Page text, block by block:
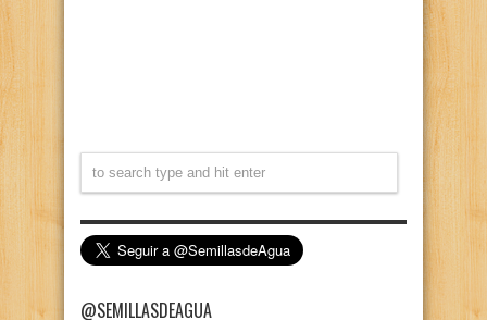
@SEMILLASDEAGUA